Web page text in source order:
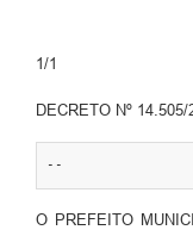
1/1
DECRETO Nº 14.505/
--
O PREFEITO